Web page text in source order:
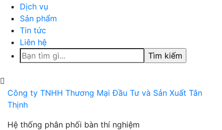
Dịch vụ
Sản phẩm
Tin tức
Liên hệ
Tìm
kiếm
Công ty TNHH Thương Mại Đầu Tư và Sản Xuất Tân
Thịnh
Hệ thống phân phối bàn thí nghiệm